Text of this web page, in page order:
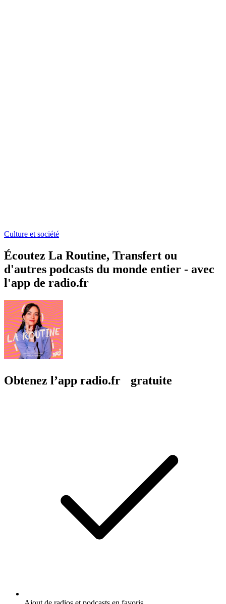
Culture et société
Écoutez La Routine, Transfert ou
d'autres podcasts du monde entier - avec
l'app de radio.fr
Obtenez l’app radio.fr gratuite